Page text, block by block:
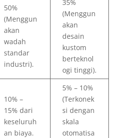
50%
(Menggun
akan
wadah
standar
industri).
35%
(Menggun
akan
desain
kustom
berteknol
ogi tinggi).
10% –
15% dari
keseluruh
an biaya.
5% – 10%
(Terkonek
si dengan
skala
otomatisa